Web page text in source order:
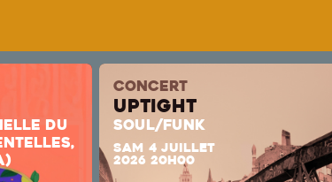
DU
CONCERT
uptight
SOUL/FUNK
SAM 4 JUILLET
2026 20H00